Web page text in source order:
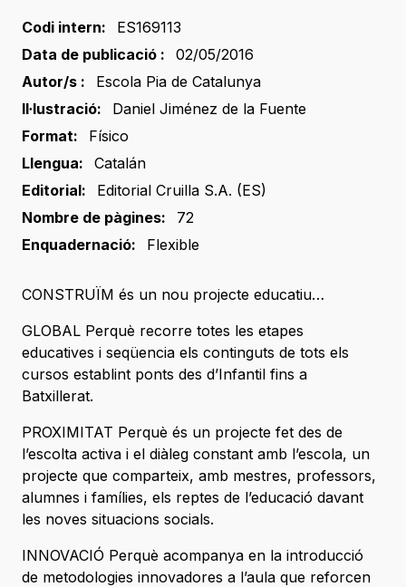
Codi intern:
ES169113
Data de publicació :
02/05/2016
Autor/s :
Escola Pia de Catalunya
Il·lustració:
Daniel Jiménez de la Fuente
Format:
Físico
Llengua:
Catalán
Editorial:
Editorial Cruilla S.A. (ES)
Nombre de pàgines:
72
Enquadernació:
Flexible
CONSTRUÏM és un nou projecte educatiu…
GLOBAL Perquè recorre totes les etapes
educatives i seqüencia els continguts de tots els
cursos establint ponts des d’Infantil fins a
Batxillerat.
PROXIMITAT Perquè és un projecte fet des de
l’escolta activa i el diàleg constant amb l’escola, un
projecte que comparteix, amb mestres, professors,
alumnes i famílies, els reptes de l’educació davant
les noves situacions socials.
INNOVACIÓ Perquè acompanya en la introducció
de metodologies innovadores a l’aula que reforcen